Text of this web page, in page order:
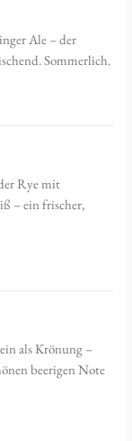
Ale – der
Sommerlich.
Rye mit
– ein frischer,
als Krönung –
beerigen Note